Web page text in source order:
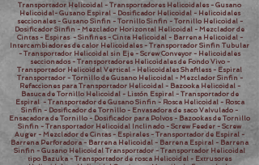
Transportador Helicoidal - Transportadores Helicoidales - Gusano
Helicoidal- Gusano Espiral - Dosificador Helicoidal - Helicoidales
seccionales - Gusano Sinfin - Tornillo Sinfin - Tornillo Helicoidal -
Dosificador Sinfin - Mezclador Horizontal Helicoidal - Mezclador de
Cintas - Espiras - Sinfines - Cinta Helicoidal - Barrena Helicoidal -
Intercambiadores de calor Helicoidales - Transportador Sinfin Tubular
- Transportador Helicoidal sin Eje - Screw Conveyor - Helicoidales
seccionados - Transportadores Helicoidales de Fondo Vivo -
Transportador Helicoidal Vertical - Helicoidales Shaftless - Espiral
Transportador - Tornillo de Gusano Helicoidal - Mezclador Sinfin -
Refacciones para Transportador Helicoidal - Bazooka Helicoidal -
Basuca de Tornillo Helicoidal - Listón Espiral - Transportador de
Espiral - Transportador de Gusano Sinfin - Rosca Helicoidal - Rosca
Sinfin - Dosificador de Tornillo - Envasadora de saco Valvulado -
Ensacadora de Tornillo - Dosificador para Polvos - Bazookas de Tornillo
Sinfin - Transportador Helicoidal Inclinado - Screw Feeder - Screw
Auger - Mezclador de Cintas - Espirales - Transportador de Espiral -
Barrena Perforadora - Barrena Helicoidal - Barrena Espiral - Barrena
Sinfin - Gusano Helicoidal Transportador - Transportador Helicoidal
tipo Bazuka - Transportador de rosca Helicoidal - Extrusores